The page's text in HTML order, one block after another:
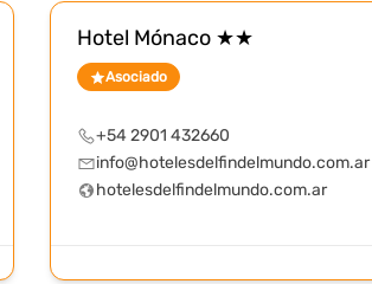
Hotel Mónaco ★★
Asociado
+54 2901 432660
info@hotelesdelfindelmundo.com.ar
hotelesdelfindelmundo.com.ar